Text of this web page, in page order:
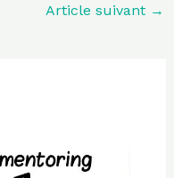
Article suivant →